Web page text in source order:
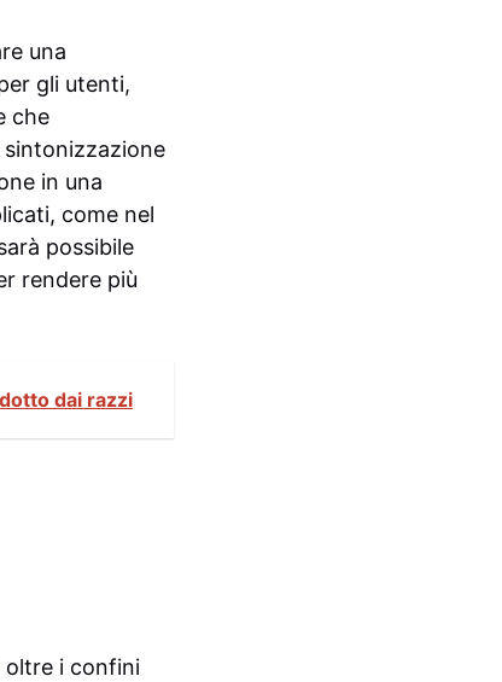
una
gli utenti,
che
sintonizzazione
in una
come nel
possibile
rendere più
dai razzi
oltre i confini